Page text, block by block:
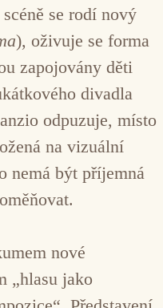
se rodí nový
), oživuje se forma
zapojovány děti
divadla
odpuzuje, místo
na vizuální
nemá být příjemná
nové
„hlasu jako